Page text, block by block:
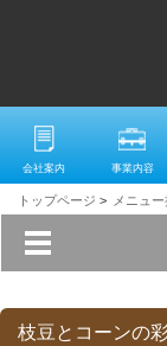
会社案内 事業内容
トップページ > メニュ
枝豆とコーンの